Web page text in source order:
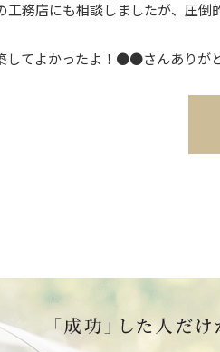
務店にも相談しましたが、圧倒
してよかったよ！●●さんありがと